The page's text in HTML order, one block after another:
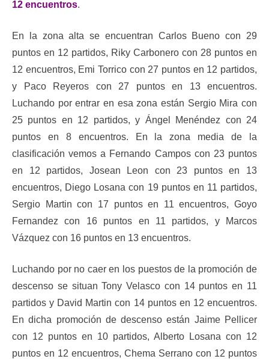
12 encuentros.
En la zona alta se encuentran Carlos Bueno con 29
puntos en 12 partidos, Riky Carbonero con 28 puntos en
12 encuentros, Emi Torrico con 27 puntos en 12 partidos,
y Paco Reyeros con 27 puntos en 13 encuentros.
Luchando por entrar en esa zona están Sergio Mira con
25 puntos en 12 partidos, y Ángel Menéndez con 24
puntos en 8 encuentros. En la zona media de la
clasificación vemos a Fernando Campos con 23 puntos
en 12 partidos, Josean Leon con 23 puntos en 13
encuentros, Diego Losana con 19 puntos en 11 partidos,
Sergio Martin con 17 puntos en 11 encuentros, Goyo
Fernandez con 16 puntos en 11 partidos, y Marcos
Vázquez con 16 puntos en 13 encuentros.
Luchando por no caer en los puestos de la promoción de
descenso se situan Tony Velasco con 14 puntos en 11
partidos y David Martin con 14 puntos en 12 encuentros.
En dicha promoción de descenso están Jaime Pellicer
con 12 puntos en 10 partidos, Alberto Losana con 12
puntos en 12 encuentros, Chema Serrano con 12 puntos